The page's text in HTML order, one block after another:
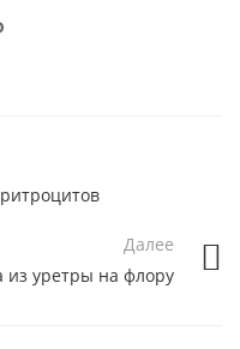
Далее
из уретры на флору